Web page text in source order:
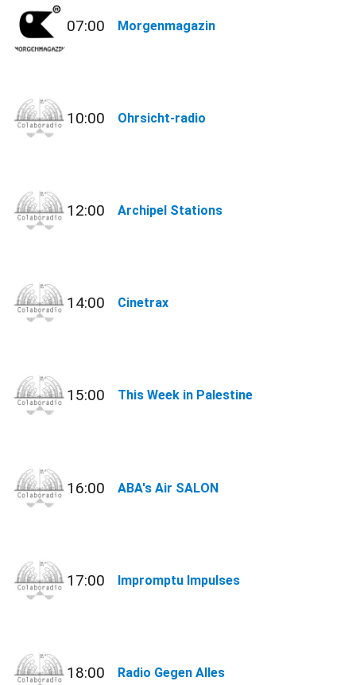
07:00 Morgenmagazin
10:00 Ohrsicht-radio
12:00 Archipel Stations
14:00 Cinetrax
15:00 This Week in Palestine
16:00 ABA's Air SALON
17:00 Impromptu Impulses
18:00 Radio Gegen Alles